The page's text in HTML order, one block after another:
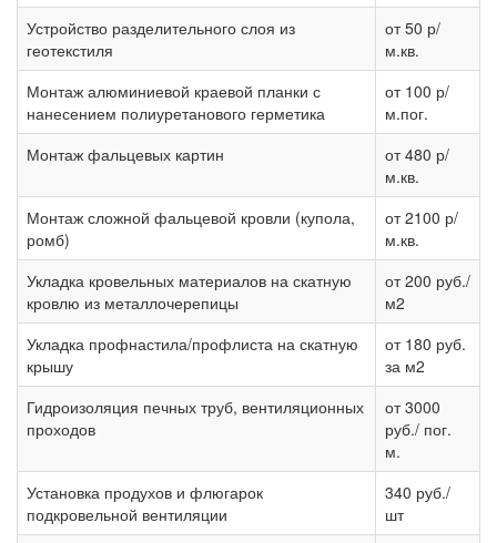
Устройство разделительного слоя из
геотекстиля
от 50 р/
м.кв.
Монтаж алюминиевой краевой планки с
нанесением полиуретанового герметика
от 100 р/
м.пог.
Монтаж фальцевых картин
от 480 р/
м.кв.
Монтаж сложной фальцевой кровли (купола,
ромб)
от 2100 р/
м.кв.
Укладка кровельных материалов на скатную
кровлю из металлочерепицы
от 200 руб./
м2
Укладка профнастила/профлиста на скатную
крышу
от 180 руб.
за м2
Гидроизоляция печных труб, вентиляционных
проходов
от 3000
руб./ пог.
м.
Установка продухов и флюгарок
подкровельной вентиляции
340 руб./
шт